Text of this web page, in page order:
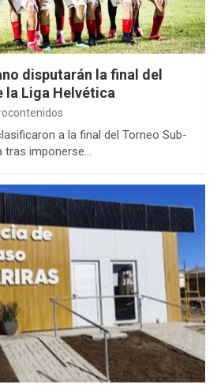
disputarán la final del
la Liga Helvética
a la final del Torneo Sub-
tras imponerse…